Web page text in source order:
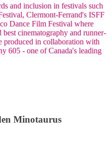
and inclusion in festivals such
Clermont-Ferrand's ISFF
Dance Film Festival where
cinematography and runner-
produced in collaboration with
605 - one of Canada's leading
Minotaurus